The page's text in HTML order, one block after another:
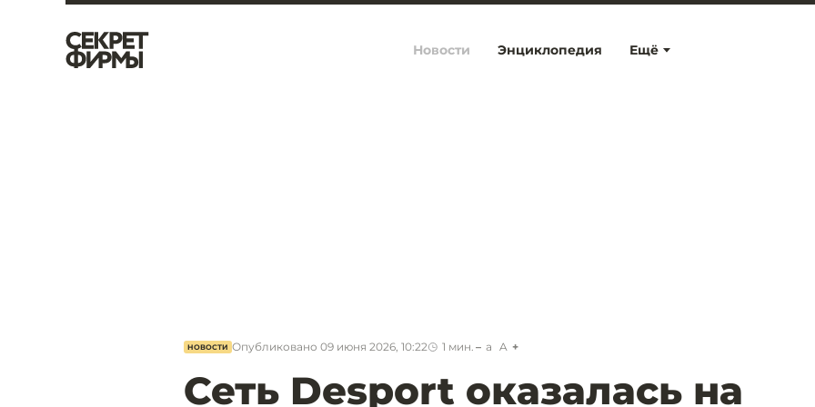
Ещё
Новости Энциклопедия
НОВОСТИ Опубликовано 09 июня 2026, 10:22 1 мин. a A
Сеть Desport оказалась на